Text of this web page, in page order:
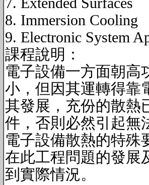
8. Immersion Cooling
9. Electronic System
課程說明：
電子設備一方面朝高
小，但因其運轉得靠
其發展，充份的散熱
件，否則必然引起無
電子設備散熱的特殊
在此工程問題的發展
到實際情況。